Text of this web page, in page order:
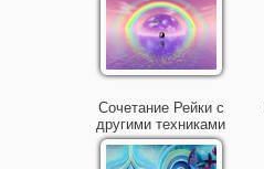
Сочетание Рейки с
другими техниками